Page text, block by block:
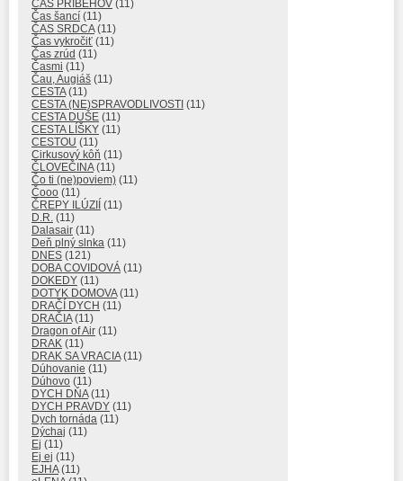
ČAS PRÍBEHOV (11)
Čas šancí (11)
ČAS SRDCA(11)
Čas vykročiť (11)
Čas zrúd (11)
Časmi (11)
Čau, Augiáš (11)
CESTA(11)
CESTA (NE)SPRAVODLIVOSTI (11)
CESTA DUŠE (11)
CESTA LÍŠKY (11)
CESTOU (11)
Cirkusový kôň (11)
ČLOVEČINA(11)
Čo ti (ne)poviem) (11)
Čooo (11)
ČREPY ILÚZIÍ
(11)
D.R. (11)
Dalasair (11)
Deň plný slnka (11)
DNES (121)
DOBA COVIDOVÁ (11)
DOKEDY (11)
DOTYK DOMOVA(11)
DRAČÍ DYCH (11)
DRAČIA(11)
Dragon of Air (11)
DRAK (11)
DRAK SA VRACIA(11)
Dúhovanie (11)
Dúhovo (11)
DYCH DŇA(11)
DYCH PRAVDY (11)
Dych tornáda (11)
Dýchaj (11)
Ej (11)
Ej ej (11)
EJHA(11)